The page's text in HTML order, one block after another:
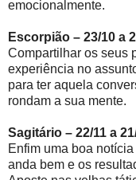
emocionalmente.
Escorpião – 23/10 a
Compartilhar os seus
experiência no
para ter aquela
rondam a sua mente.
Sagitário – 22/11 a
Enfim uma boa
anda bem e os